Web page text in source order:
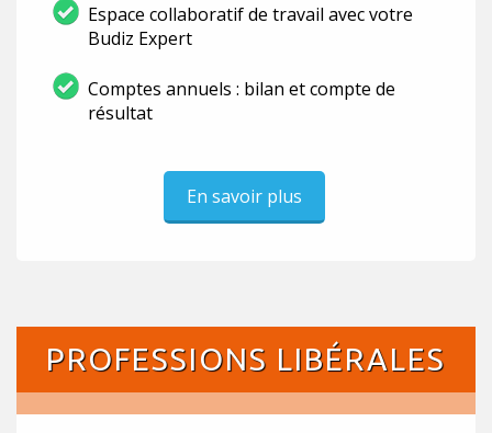
Espace collaboratif de travail avec votre
Budiz Expert
Comptes annuels : bilan et compte de
résultat
En savoir plus
PROFESSIONS LIBÉRALES